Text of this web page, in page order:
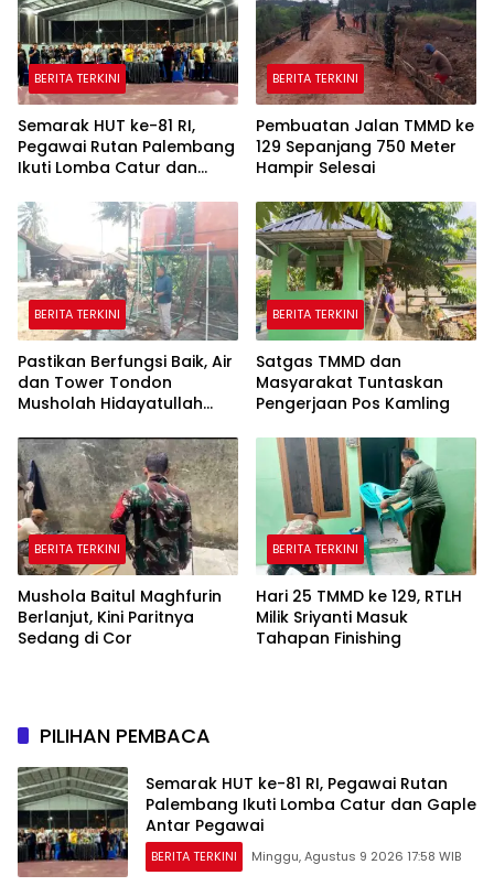
BERITA TERKINI
Semarak HUT ke-81 RI,
Pegawai Rutan Palembang
Ikuti Lomba Catur dan
BERITA TERKINI
Pembuatan Jalan TMMD ke
129 Sepanjang 750 Meter
Hampir Selesai
BERITA TERKINI
Pastikan Berfungsi Baik, Air
dan Tower Tondon
Musholah Hidayatullah
BERITA TERKINI
Satgas TMMD dan
Masyarakat Tuntaskan
Pengerjaan Pos Kamling
BERITA TERKINI
Mushola Baitul Maghfurin
Berlanjut, Kini Paritnya
Sedang di Cor
BERITA TERKINI
Hari 25 TMMD ke 129, RTLH
Milik Sriyanti Masuk
Tahapan Finishing
PILIHAN PEMBACA
Semarak HUT ke-81 RI, Pegawai Rutan
Palembang Ikuti Lomba Catur dan Gaple
Antar Pegawai
BERITA TERKINI Minggu, Agustus 9 2026 17:58 WIB